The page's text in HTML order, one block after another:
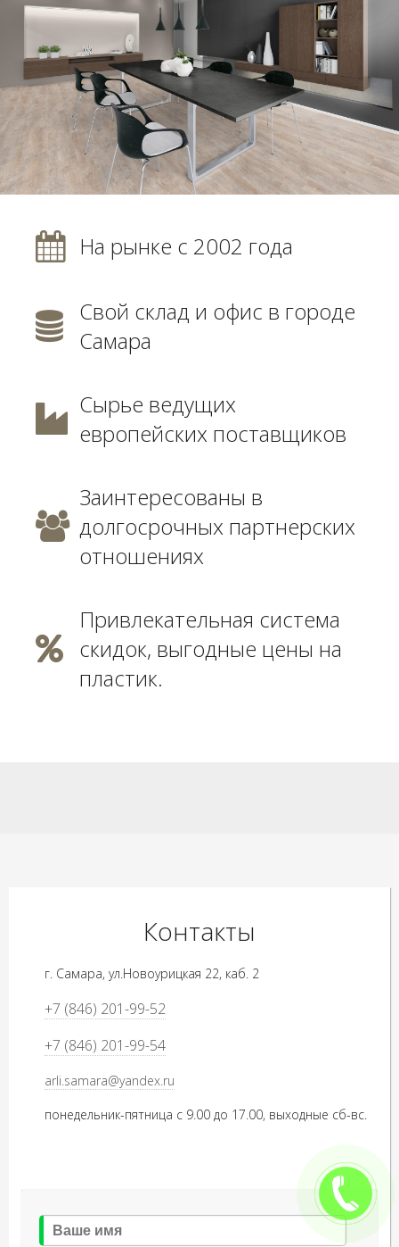
На рынке с 2002 года
Свой склад и офис в городе
Самара
Сырье ведущих
европейских поставщиков
Заинтересованы в
долгосрочных партнерских
отношениях
Привлекательная система
скидок, выгодные цены на
пластик.
Контакты
г. Самара, ул.Новоурицкая 22, каб. 2
+7 (846) 201-99-52
+7 (846) 201-99-54
arli.samara@yandex.ru
понедельник-пятница с 9.00 до 17.00, выходные сб-вс.